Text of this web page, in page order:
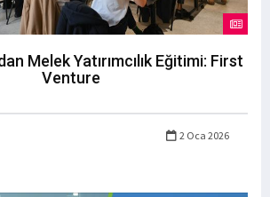
Melek Yatırımcılık Eğitimi: First
Venture
2 Oca 2026